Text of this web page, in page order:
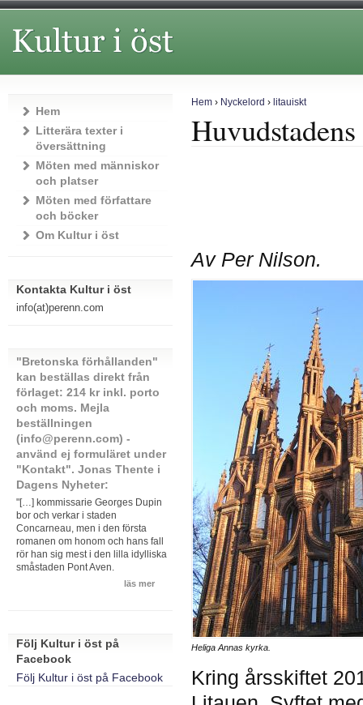
Hem› Nyckelord › litauiskt
Av Per Nilson.
Heliga Annas kyrka.
Kring årsskiftet
Hem
Litterära texter i
översättning
Möten med människor
och platser
Möten med författare
och böcker
Om Kultur i öst
Kontakta Kultur i öst
info(at)perenn.com
"Bretonska förhållanden"
kan beställas direkt från
förlaget: 214 kr inkl. porto
och moms. Mejla
beställningen
(info@perenn.com) -
använd ej formuläret under
"Kontakt". Jonas Thente i
Dagens Nyheter:
"[…] kommissarie Georges Dupin
bor och verkar i staden
Concarneau, men i den första
romanen om honom och hans fall
rör han sig mest i den lilla idylliska
småstaden Pont Aven.
läs mer
Följ Kultur i öst på
Facebook
Följ Kultur i öst på Facebook